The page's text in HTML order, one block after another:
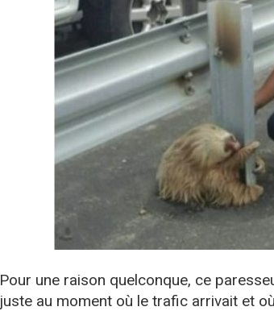
Pour une raison quelconque, ce
juste au moment où le trafic arrivait et